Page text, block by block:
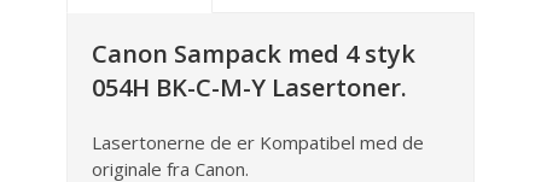
Canon Sampack med 4 styk
054H BK-C-M-Y Lasertoner.
Lasertonerne de er Kompatibel med de
originale fra Canon.